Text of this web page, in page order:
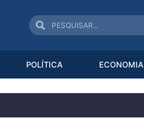
POLÍTICA ECONOMIA